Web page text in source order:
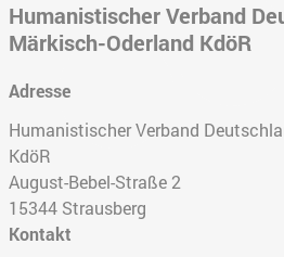
Humanistischer Verband
Märkisch-Oderland KdöR
Adresse
Humanistischer Verband
KdöR
August-Bebel-Straße 2
15344 Strausberg
Kontakt